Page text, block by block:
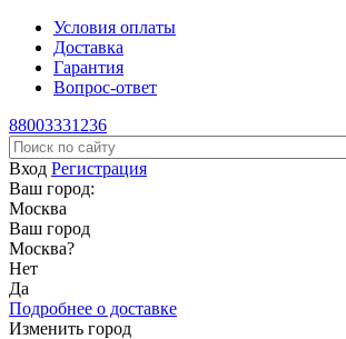
Условия оплаты
Доставка
Гарантия
Вопрос-ответ
88003331236
Вход Регистрация
Ваш город:
Москва
Ваш город
Москва?
Нет
Да
Подробнее о доставке
Изменить город